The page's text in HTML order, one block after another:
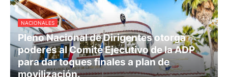
NACIONALES
Pleno Nacional de Dirigentes otorga
poderes al Comité Ejecutivo de la ADP
para dar toques finales a plan de
movilización.